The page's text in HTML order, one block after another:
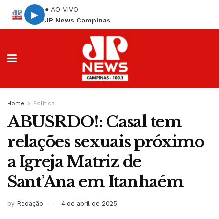
▶
● AO VIVO
JP News Campinas
Home Política
ABUSRDO!: Casal tem
relações sexuais próximo
a Igreja Matriz de
Sant’Ana em Itanhaém
by Redação 4 de abril de 2025